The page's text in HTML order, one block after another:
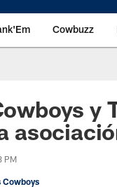
Cowbuzz
y
PM
Cowboys